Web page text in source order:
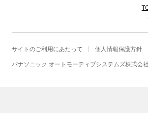
サイトのご利用にあたって 個人情報保護方針
パナソニック オートモーティブシステムズ株式会社